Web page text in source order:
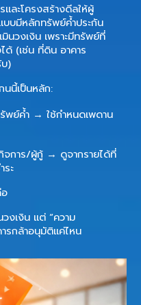
และโครงสร้างดีลให้ผู้
บบมีหลักทรัพย์ค้ำประกัน
มินวงเงิน เพราะมีทรัพย์ที่
ด้ (เช่น ที่ดิน อาคาร
)
นนี้เป็นหลัก:
พย์ค้ำ → ใช้กำหนดเพดาน
จการ/ผู้กู้ → ดูจากรายได้ที่
ะ
งเงิน แต่ “ความ
รกล้าอนุมัติแค่ไหน